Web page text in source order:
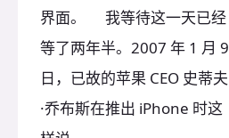
界面。
我等待这一天已经
等了两年半。2007 年 1 月 9
日，已故的苹果 CEO 史蒂夫
·乔布斯在推出 iPhone 时这